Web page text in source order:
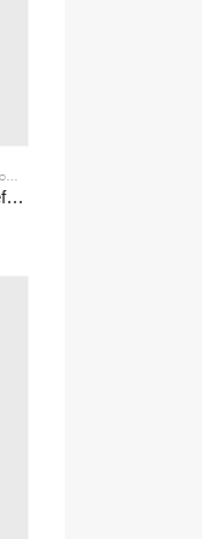
ZRT512E-R454B & R32 NDIR Refrigerant Detection Module, RS485 HVAC Sensor, UL/IEC Certified